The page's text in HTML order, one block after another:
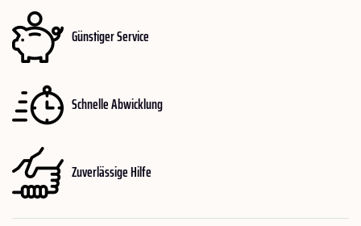
Günstiger Service
Schnelle Abwicklung
Zuverlässige Hilfe